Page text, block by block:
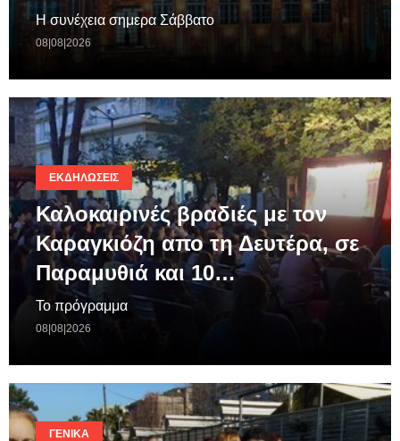
Η συνέχεια σημερα Σάββατο
08|08|2026
ΕΚΔΗΛΏΣΕΙΣ
Καλοκαιρινές βραδιές με τον
Καραγκιόζη απο τη Δευτέρα, σε
Παραμυθιά και 10…
Το πρόγραμμα
08|08|2026
ΓΕΝΙΚΆ